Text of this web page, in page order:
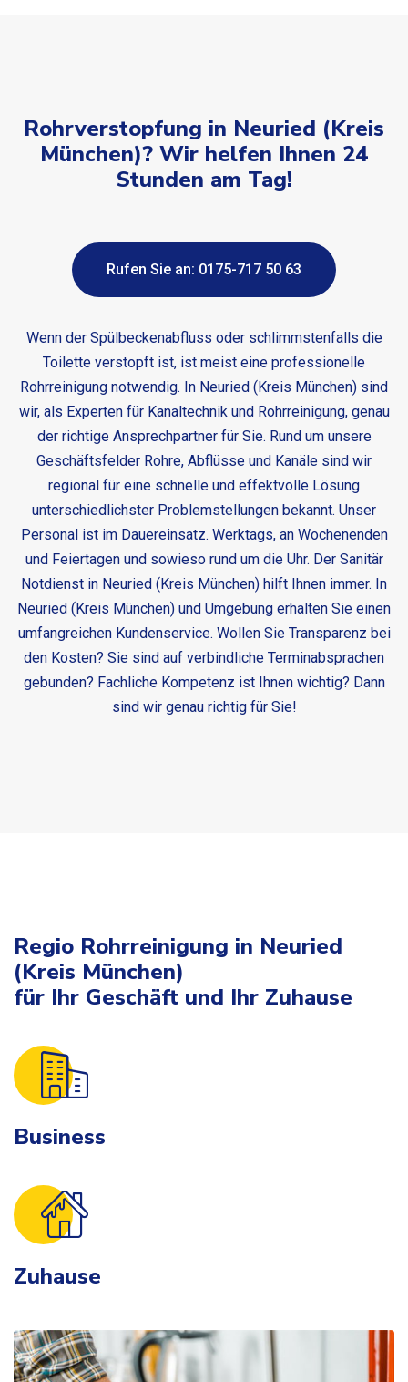
Rohrverstopfung in Neuried (Kreis
München)? Wir helfen Ihnen 24
Stunden am Tag!
Rufen Sie an: 0175-717 50 63
Wenn der Spülbeckenabfluss oder schlimmstenfalls die
Toilette verstopft ist, ist meist eine professionelle
Rohrreinigung notwendig. In Neuried (Kreis München) sind
wir, als Experten für Kanaltechnik und Rohrreinigung, genau
der richtige Ansprechpartner für Sie. Rund um unsere
Geschäftsfelder Rohre, Abflüsse und Kanäle sind wir
regional für eine schnelle und effektvolle Lösung
unterschiedlichster Problemstellungen bekannt. Unser
Personal ist im Dauereinsatz. Werktags, an Wochenenden
und Feiertagen und sowieso rund um die Uhr. Der Sanitär
Notdienst in Neuried (Kreis München) hilft Ihnen immer. In
Neuried (Kreis München) und Umgebung erhalten Sie einen
umfangreichen Kundenservice. Wollen Sie Transparenz bei
den Kosten? Sie sind auf verbindliche Terminabsprachen
gebunden? Fachliche Kompetenz ist Ihnen wichtig? Dann
sind wir genau richtig für Sie!
Regio Rohrreinigung in Neuried
(Kreis München)
für Ihr Geschäft und Ihr Zuhause
Business
Zuhause